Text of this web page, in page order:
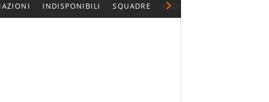
CALENDARI E CLASSIFICHE
INDISPONIBILI SQUADRE GIOCATORI SERIE A